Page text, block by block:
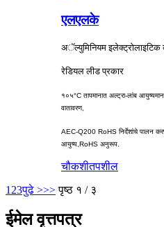
एलएलके
अॅल्युमिनियम इलेक्ट्रोलाइटिक
रेडियल लीड प्रकार
१०५°C तापमानात अल्ट्रा-लांब
वातावरण,
AEC-Q200 RoHS निर्देशांचे पालन
आयुष्य, RoHS अनुरूप.
चौकशीतपशील
1 23पुढे >>> पृष्ठ १ / ३
ईमेल वृत्तपत्र